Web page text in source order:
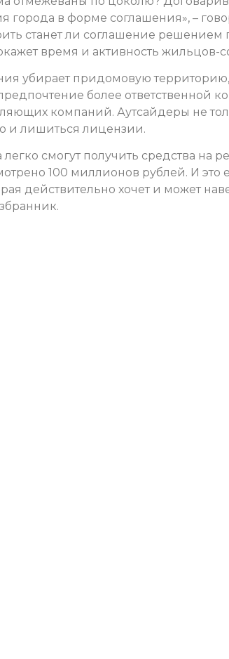
в форме соглашения», –
станет ли соглашение
время и активность жильцов-
убирает придомовую территорию,
более ответственной
компаний. Аутсайдеры не
и лишиться лицензии.
смогут получить средства на
100 миллионов рублей. И это
действительно хочет и может